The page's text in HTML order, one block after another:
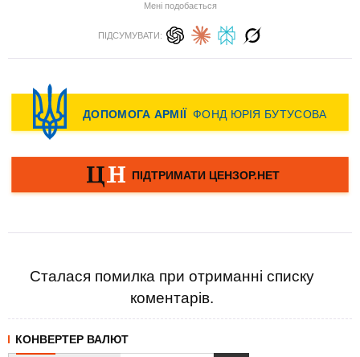
Мені подобається
ПІДСУМУВАТИ:
Сталася помилка при отриманні списку
коментарів.
КОНВЕРТЕР ВАЛЮТ